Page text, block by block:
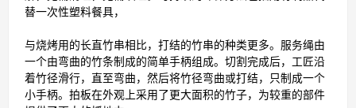
替一次性塑料餐具，
与烧烤用的长直竹串相比，打结的竹串的种类更多。服务绳由
一个由弯曲的竹条制成的简单手柄组成。切割完成后，工匠沿
着竹径滑行，直至弯曲，然后将竹径弯曲或打结，只制成一个
小手柄。拍板在外观上采用了更大面积的竹子，为较重的部件